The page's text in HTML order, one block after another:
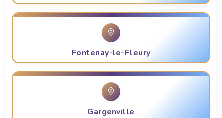
Fontenay-le-Fleury
Gargenville